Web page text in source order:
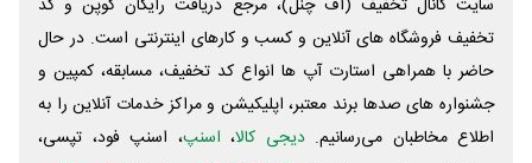
سایت کانال تخفیف (آف چنل)، مرجع دریافت رایگان کوپن و کد
تخفیف فروشگاه های آنلاین و کسب و‌ کارهای اینترنتی است. در حال
حاضر با همراهی استارت آپ ها انواع کد تخفیف، مسابقه، کمپین و
جشنواره های صدها برند معتبر، اپلیکیشن و مراکز خدمات آنلاین را به
اطلاع مخاطبان می‌رسانیم. دیجی کالا، اسنپ، اسنپ فود، تپسی،